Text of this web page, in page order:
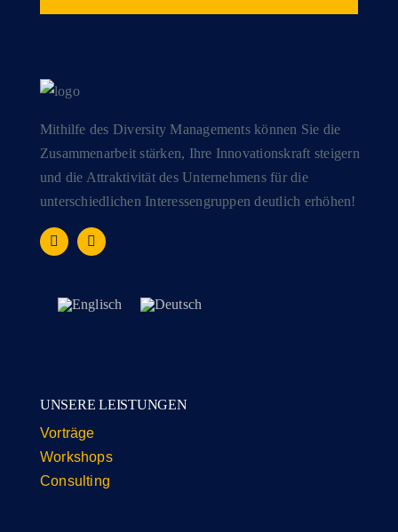
Mithilfe des Diversity Managements können Sie die
Zusammenarbeit stärken, Ihre Innovationskraft steigern
und die Attraktivität des Unternehmens für die
unterschiedlichen Interessengruppen deutlich erhöhen!
UNSERE LEISTUNGEN
Vorträge
Workshops
Consulting